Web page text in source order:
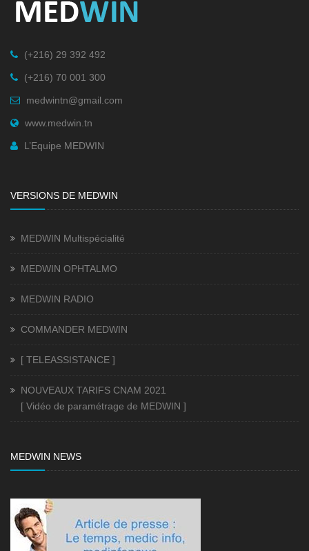
(+216) 29 392 492
(+216) 70 001 300
medwintn@gmail.com
www.medwin.tn
L’Equipe MEDWIN
VERSIONS DE MEDWIN
MEDWIN Multispécialité
MEDWIN OPHTALMO
MEDWIN RADIO
COMMANDER MEDWIN
[ TELEASSISTANCE ]
NOUVEAUX TARIFS CNAM 2021
[ Vidéo de paramétrage de MEDWIN ]
MEDWIN NEWS